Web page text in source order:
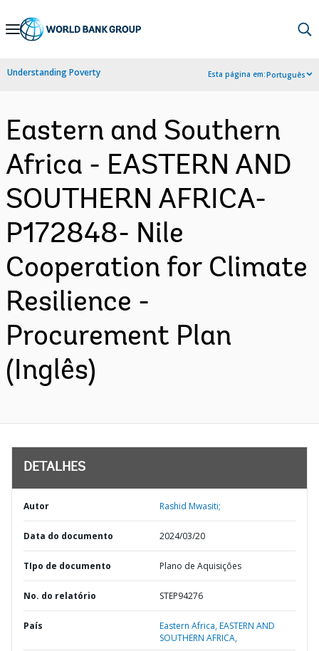
Skip
Navigation
Understanding Poverty Esta página em:Português
Eastern and Southern
Africa - EASTERN AND
SOUTHERN AFRICA-
P172848- Nile
Cooperation for Climate
Resilience -
Procurement Plan
(Inglês)
DETALHES
Autor Rashid Mwasiti;
Data do documento 2024/03/20
TIpo de documento Plano de Aquisições
No. do relatório STEP94276
País Eastern Africa,EASTERN AND
SOUTHERN AFRICA,